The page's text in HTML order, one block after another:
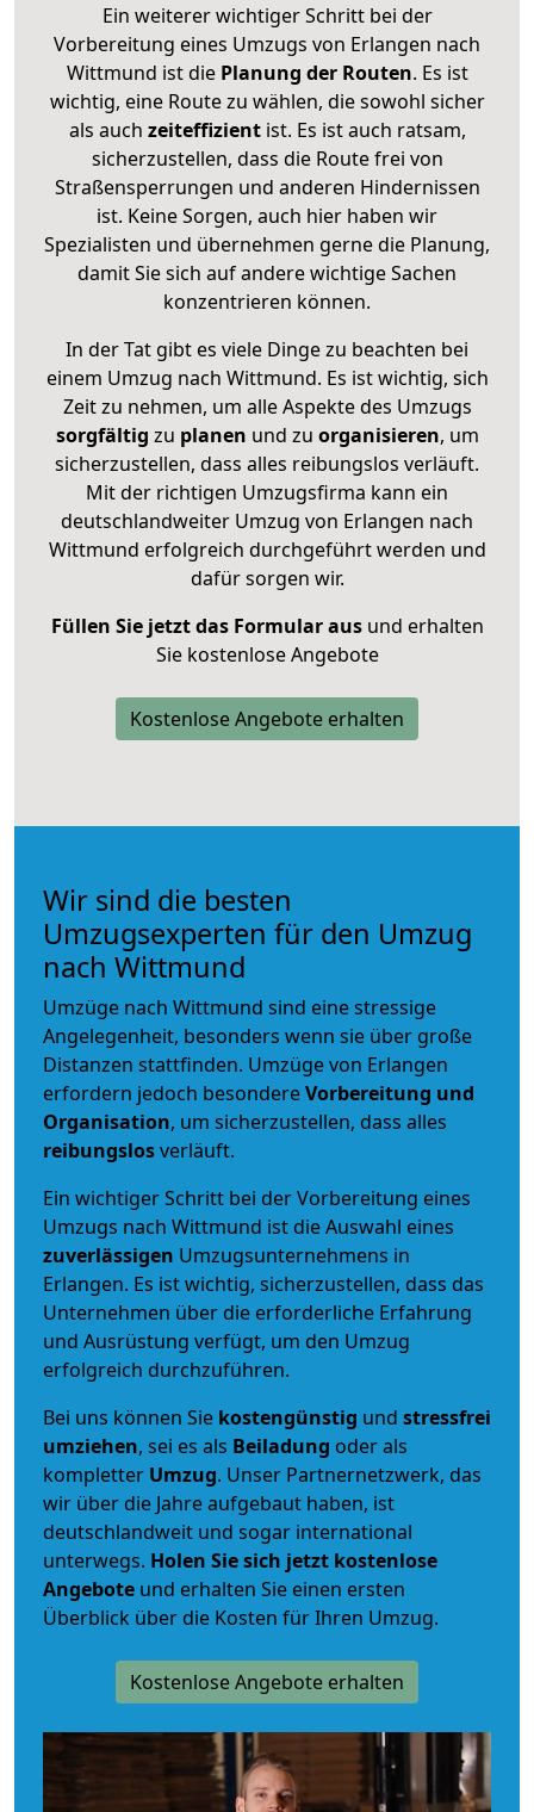
Ein weiterer wichtiger Schritt bei der
Vorbereitung eines Umzugs von Erlangen nach
Wittmund ist diePlanung der Routen. Es ist
wichtig, eine Route zu wählen, die sowohl sicher
als auch zeiteffizientist. Es ist auch ratsam,
sicherzustellen, dass die Route frei von
Straßensperrungen und anderen Hindernissen
ist. Keine Sorgen, auch hier haben wir
Spezialisten und übernehmen gerne die Planung,
damit Sie sich auf andere wichtige Sachen
konzentrieren können.
In der Tat gibt es viele Dinge zu beachten bei
einem Umzug nach Wittmund. Es ist wichtig, sich
Zeit zu nehmen, um alle Aspekte des Umzugs
sorgfältig zu planen und zu organisieren, um
sicherzustellen, dass alles reibungslos verläuft.
Mit der richtigen Umzugsfirma kann ein
deutschlandweiter Umzug von Erlangen nach
Wittmund erfolgreich durchgeführt werden und
dafür sorgen wir.
Füllen Sie jetzt das Formular ausund erhalten
Sie kostenlose Angebote
Kostenlose Angebote erhalten
Wir sind die besten
Umzugsexperten für den Umzug
nach Wittmund
Umzüge nach Wittmund sind eine stressige
Angelegenheit, besonders wenn sie über große
Distanzen stattfinden. Umzüge von Erlangen
erfordern jedoch besondereVorbereitung und
Organisation, um sicherzustellen, dass alles
reibungslosverläuft.
Ein wichtiger Schritt bei der Vorbereitung eines
Umzugs nach Wittmund ist die Auswahl eines
zuverlässigen Umzugsunternehmens in
Erlangen. Es ist wichtig, sicherzustellen, dass das
Unternehmen über die erforderliche Erfahrung
und Ausrüstung verfügt, um den Umzug
erfolgreich durchzuführen.
Bei uns können Sie kostengünstig und stressfrei
umziehen, sei es als Beiladung oder als
kompletter Umzug. Unser Partnernetzwerk, das
wir über die Jahre aufgebaut haben, ist
deutschlandweit und sogar international
unterwegs. Holen Sie sich jetzt kostenlose
Angebote und erhalten Sie einen ersten
Überblick über die Kosten für Ihren Umzug.
Kostenlose Angebote erhalten